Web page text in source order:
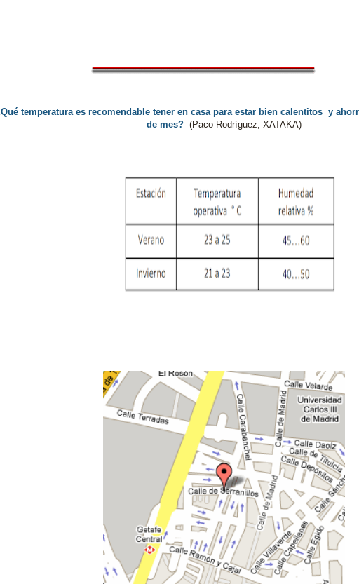
Qué temperatura es recomendable tener en casa para estar bien calentitos y
de mes? (Paco Rodríguez, XATAKA)